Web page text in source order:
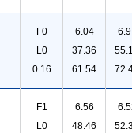
F0
L0
0.16
6.04
37.36
61.54
F1
L0
6.56
48.46